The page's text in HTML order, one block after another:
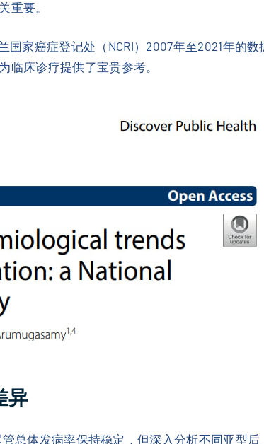
重要。
家癌症登记处（NCRI）2007年至2021年的
临床诊疗提供了宝贵参考。
异
总体发病率保持稳定，但深入分析不同亚型后